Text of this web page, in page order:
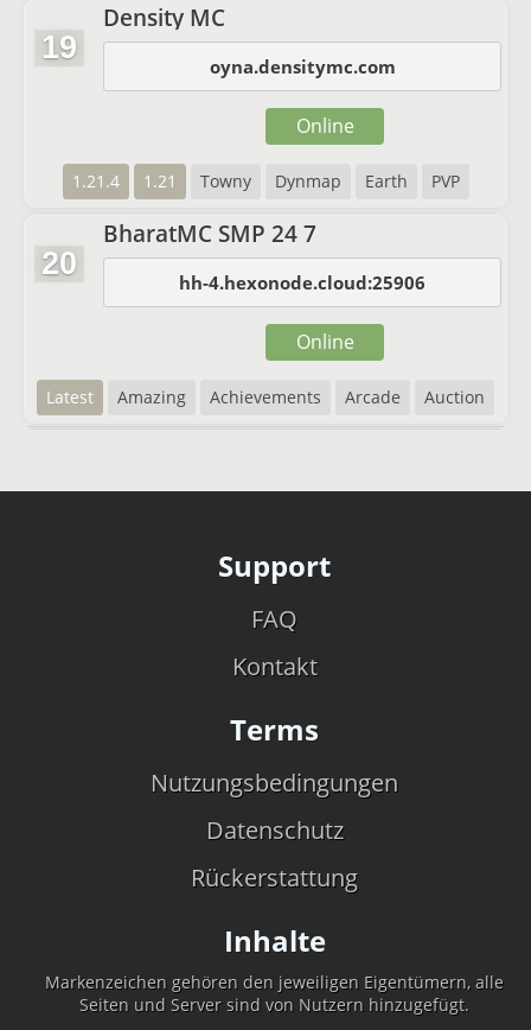
19
Density MC
oyna.densitymc.com
1.21.4 1.21 Towny Dynmap Earth PVP
Online
20
BharatMC SMP 24 7
hh-4.hexonode.cloud:25906
Latest Amazing Achievements Arcade Auction
Online
Support
FAQ
Kontakt
Terms
Nutzungsbedingungen
Datenschutz
Rückerstattung
Inhalte
Markenzeichen gehören den jeweiligen Eigentümern, alle
Seiten und Server sind von Nutzern hinzugefügt.